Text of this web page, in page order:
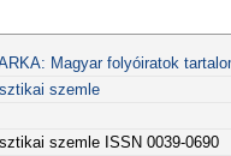
Magyar folyóiratok
szemle
szemle ISSN 0039-0690